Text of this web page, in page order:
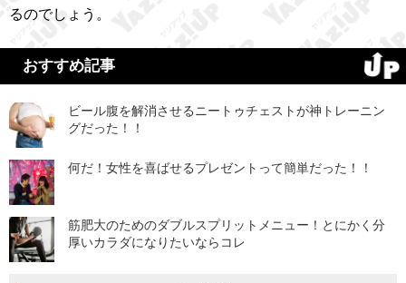
るのでしょう。
おすすめ記事
ビール腹を解消させるニートゥチェストが神トレーニン
グだった！！
何だ！女性を喜ばせるプレゼントって簡単だった！！
筋肥大のためのダブルスプリットメニュー！とにかく分
厚いカラダになりたいならコレ